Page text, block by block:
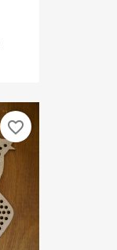
favorite_border